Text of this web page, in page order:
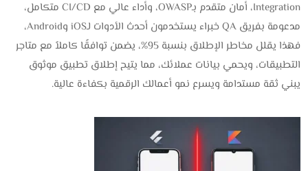
Integration، أمان متقدم بـOWASP، وأداء عالي مع CI/CD متكامل،
مدعومة بفريق QA خبراء يستخدمون أحدث الأدوات لـiOS وAndroid،
فهذا يقلل مخاطر الإطلاق بنسبة 95%، يضمن توافقًا كاملاً مع متاجر
التطبيقات، ويحمي بيانات عملائك، مما يتيح إطلاق تطبيق موثوق
يبني ثقة مستدامة ويسرع نمو أعمالك الرقمية بكفاءة عالية.